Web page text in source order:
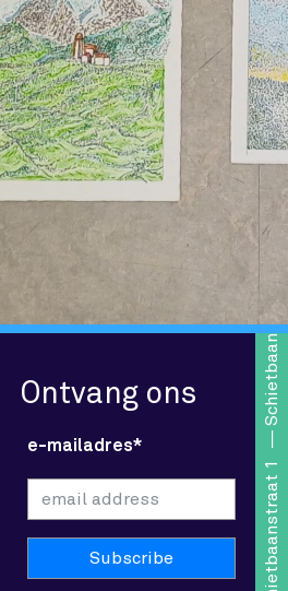
Ontvang ons
e-mailadres*
Schietbaanstraat 1
Schietbaanstraat 1